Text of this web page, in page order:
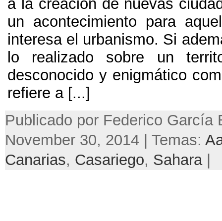
a la creación de nuevas
un acontecimiento para
interesa el urbanismo. Si
lo realizado sobre un
desconocido y enigmático
refiere a[...]
Publicado por Federico García
November 30, 2014 | Temas:
Canarias, Casariego, Sahara|